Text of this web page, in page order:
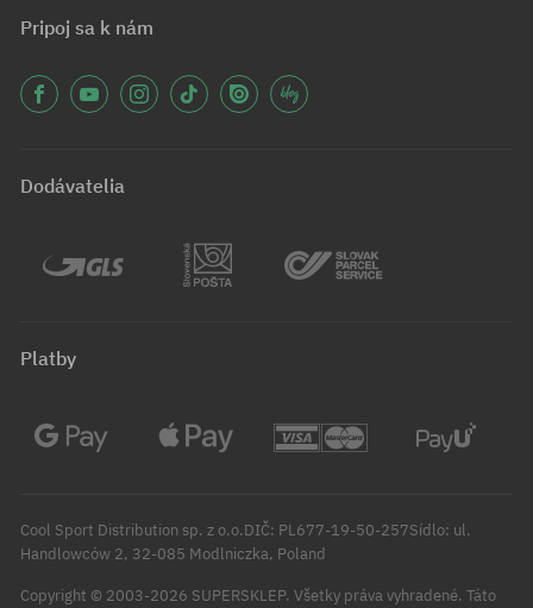
Pripoj sa k nám
Dodávatelia
Platby
Cool Sport Distribution sp. z o.o.DIČ: PL677-19-50-257Sídlo: ul.
Handlowców 2, 32-085 Modlniczka, Poland
Copyright © 2003-2026 SUPERSKLEP. Všetky práva vyhradené. Táto